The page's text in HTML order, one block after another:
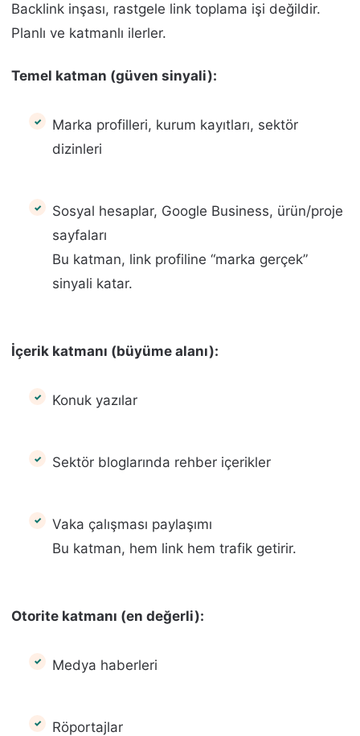
Backlink inşası, rastgele link toplama işi değildir.
Planlı ve katmanlı ilerler.
Temel katman (güven sinyali):
Marka profilleri, kurum kayıtları, sektör
dizinleri
Sosyal hesaplar, Google Business, ürün/proje
sayfaları
Bu katman, link profiline “marka gerçek”
sinyali katar.
İçerik katmanı (büyüme alanı):
Konuk yazılar
Sektör bloglarında rehber içerikler
Vaka çalışması paylaşımı
Bu katman, hem link hem trafik getirir.
Otorite katmanı (en değerli):
Medya haberleri
Röportajlar